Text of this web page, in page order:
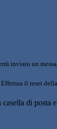
inviato un
il reset
di posta